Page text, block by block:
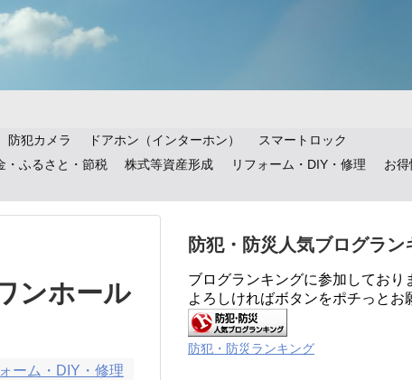
防犯カメラ ドアホン（インターホン）
スマートロック
・ふるさと・節税 株式等資産形成 リフォーム・DIY・修理
お得
ンホール
ーム・DIY・修理
防犯・防災人気ブログラン
ブログランキングに参加しており
よろしければボタンをポチっとお
防犯・防災ランキング